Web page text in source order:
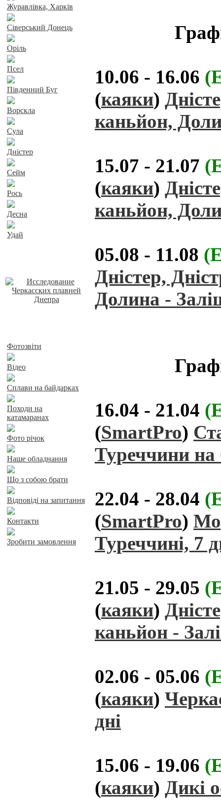
Журавлівка, Харків
Сіверський Донець
Оріль
Псел
Південний Буг
Ворскла
Сула
Дністер
Сейм
Рось
Десна
Удай
Фотозвіти
Відео
Сплави на байдарках
Походи на
катамаранах
Фото річок
Наше обладнання
Що з собою брати
Відповіді на запитання
Контакти
Зробити замовлення
10.06 - 16.06
(каяки)
каньйон,
15.07 - 21.07
(каяки)
каньйон,
05.08 - 11.08
Дністер,
Долина -
16.04 - 21.04
(SmartPro)
Туреччини на
22.04 - 28.04
(SmartPro)
Туреччині, 7
21.05 - 29.05
(каяки)
каньйон -
02.06 - 05.06
(каяки)
дні
15.06 - 19.06
(каяки) Дикі